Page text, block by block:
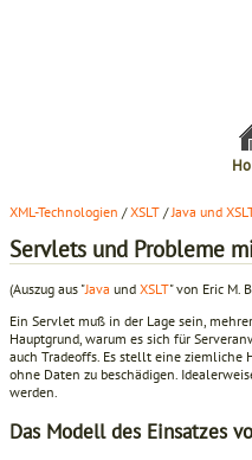
XML-Technologien /XSLT /Java und
Servlets und Probleme
(Auszug aus "Java und XSLT" von Eric M.
Ein Servlet muß in der Lage sein,
Hauptgrund, warum es sich für
auch Tradeoffs. Es stellt eine ziemliche
ohne Daten zu beschädigen.
werden.
Das Modell des Einsatzes